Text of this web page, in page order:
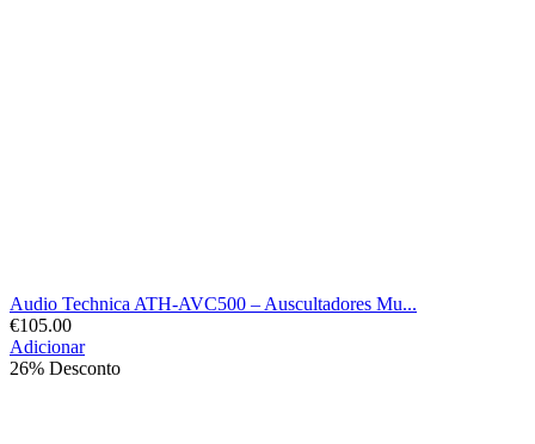
Audio Technica ATH-AVC500 – Auscultadores Mu...
€105.00
Adicionar
26% Desconto